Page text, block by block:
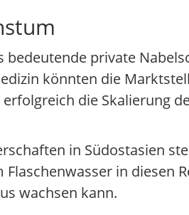
private
könnten die
die Skalierung
in Südostasien
in diesen
wachsen kann.